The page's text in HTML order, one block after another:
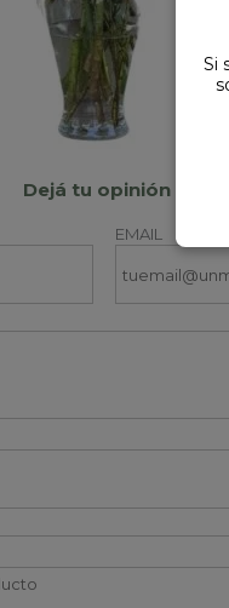
Dejá tu opinión
EMAIL
Si